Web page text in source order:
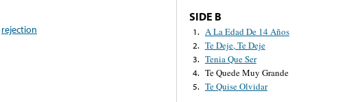
rejection
SIDE B
1. A La Edad De 14 Años
2. Te Deje, Te Deje
3. Tenia Que Ser
4. Te Quede Muy Grande
5. Te Quise Olvidar